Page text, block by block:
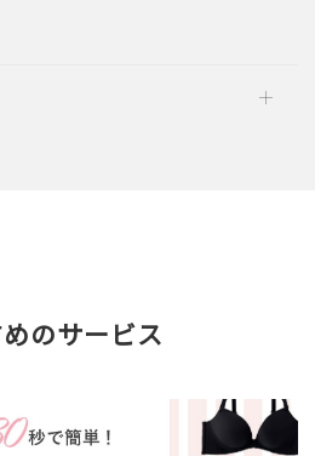
のサービス